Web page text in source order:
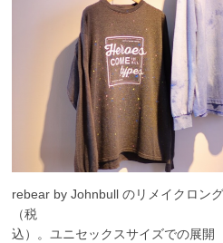
rebear by Johnbull のリメイクロン
（税
込）。ユニセックスサイズでの展開